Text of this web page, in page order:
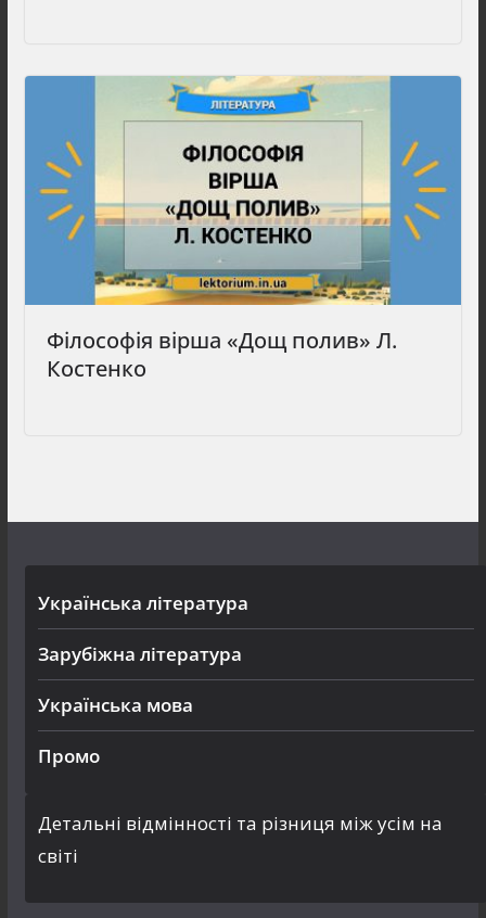
Філософія вірша «Дощ полив» Л.
Костенко
Українська література
Зарубіжна література
Українська мова
Промо
Детальні відмінності та різниця між усім на
світі